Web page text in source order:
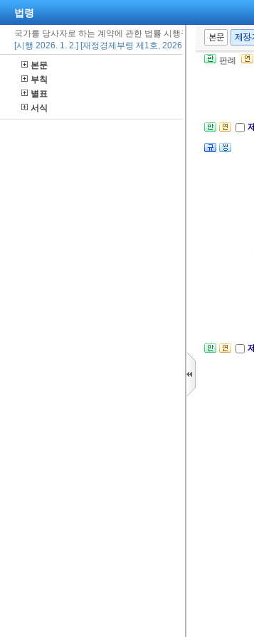
법령
국가를 당사자로 하는 계약에 관한 법률 시행규칙
[시행 2026. 1. 2.] [재정경제부령 제1호, 2026. 1. 2., 타법개정]
본문
부칙
별표
서식
본문 제정
판례